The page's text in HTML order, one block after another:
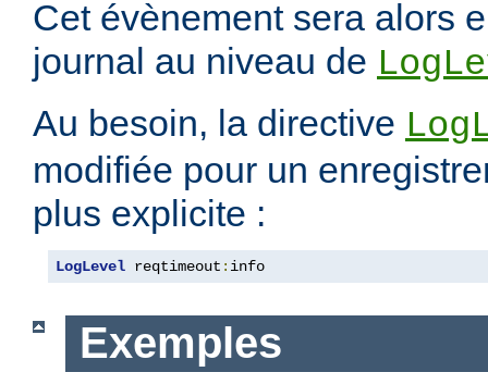
Cet évènement sera alors
journal au niveau de
Au besoin, la directive
modifiée pour un
plus explicite :
LogLevel reqtimeout : info
Exemples